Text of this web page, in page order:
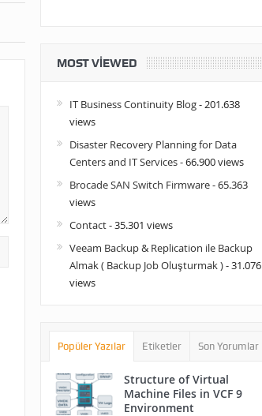
MOST VIEWED
IT Business Continuity Blog- 201.638
views
Disaster Recovery Planning for Data
Centers and IT Services- 66.900 views
Brocade SAN Switch Firmware- 65.363
views
Contact- 35.301 views
Veeam Backup & Replication ile Backup
Almak ( Backup Job Oluşturmak )- 31.076
views
Popüler Yazılar Etiketler Son Yorumlar
Structure of Virtual
Machine Files in VCF 9
Environment